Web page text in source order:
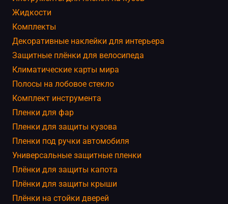
Жидкости
Комплекты
Декоративные наклейки для интерьера
Защитные плёнки для велосипеда
Климатические карты мира
Полосы на лобовое стекло
Комплект инструмента
Пленки для фар
Пленки для защиты кузова
Пленки под ручки автомобиля
Универсальные защитные пленки
Плёнки для защиты капота
Плёнки для защиты крыши
Плёнки на стойки дверей